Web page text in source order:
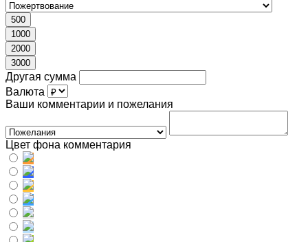
500
1000
2000
3000
Другая сумма
Валюта
Ваши комментарии и пожелания
Цвет фона комментария